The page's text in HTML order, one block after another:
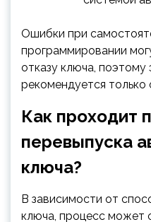
Ошибки при
программировании
отказу ключа, поэтому
рекомендуется только
Как проходит
перевыпуска
ключа?
В зависимости от
ключа, процесс может